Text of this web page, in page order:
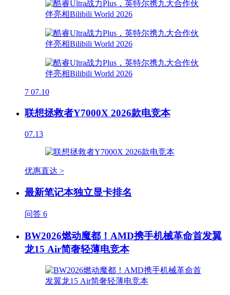
7 07.10
联想拯救者Y7000X 2026款电竞本
07.13
优惠直达 >
最新笔记本独立显卡排名
问答 6
BW2026燃动魔都！AMD携手机械革命首发翼
龙15 Air简奢轻薄电竞本